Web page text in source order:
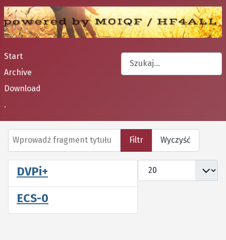
Start
Archive
Download
.
Szukaj
Wprowadź fragment tytułu
Filtr Wyczyść
Pokaż #
DVPi+
ECS-0